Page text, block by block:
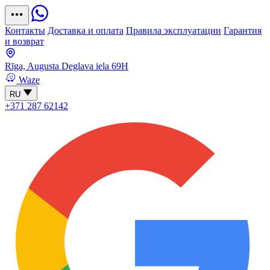
Контакты Доставка и оплата Правила эксплуатации Гарантия
и возврат
Rīga, Augusta Deglava iela 69H
Waze
RU
+371 287 62142